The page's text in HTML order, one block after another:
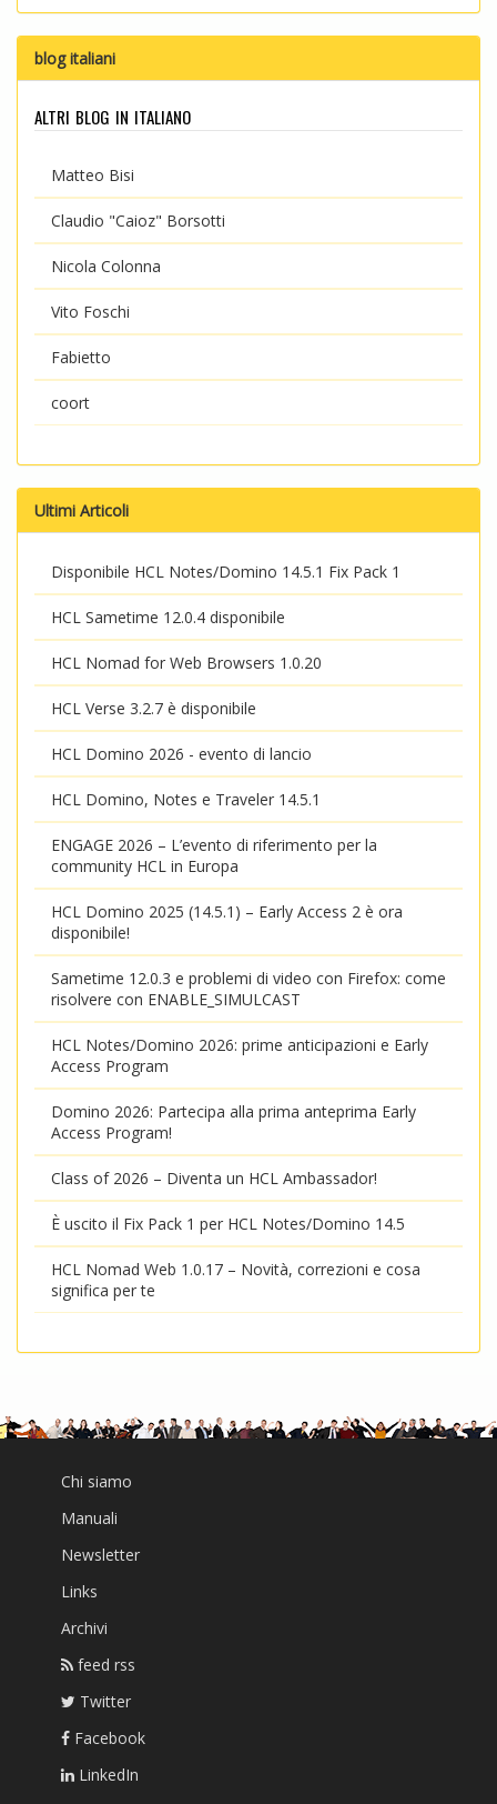
blog italiani
altri blog in italiano
Matteo Bisi
Claudio "Caioz" Borsotti
Nicola Colonna
Vito Foschi
Fabietto
coort
Ultimi Articoli
Disponibile HCL Notes/Domino 14.5.1 Fix Pack 1
HCL Sametime 12.0.4 disponibile
HCL Nomad for Web Browsers 1.0.20
HCL Verse 3.2.7 è disponibile
HCL Domino 2026 - evento di lancio
HCL Domino, Notes e Traveler 14.5.1
ENGAGE 2026 – L’evento di riferimento per la
community HCL in Europa
HCL Domino 2025 (14.5.1) – Early Access 2 è ora
disponibile!
Sametime 12.0.3 e problemi di video con Firefox: come
risolvere con ENABLE_SIMULCAST
HCL Notes/Domino 2026: prime anticipazioni e Early
Access Program
Domino 2026: Partecipa alla prima anteprima Early
Access Program!
Class of 2026 – Diventa un HCL Ambassador!
È uscito il Fix Pack 1 per HCL Notes/Domino 14.5
HCL Nomad Web 1.0.17 – Novità, correzioni e cosa
significa per te
Chi siamo
Manuali
Newsletter
Links
Archivi
feed rss
Twitter
Facebook
LinkedIn